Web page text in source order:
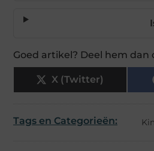
Goed artikel? Deel hem dan
X (Twitter)
Tags en Categorieën: